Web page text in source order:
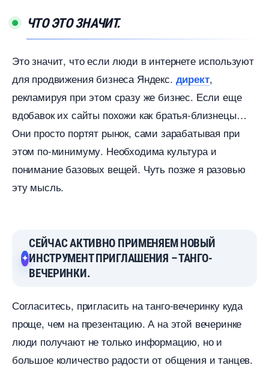
ЧТО ЭТО ЗНАЧИТ.
Это значит, что если люди в интернете используют
для продвижения бизнеса Яндекс. директ,
рекламируя при этом сразу же бизнес. Если еще
добавок их сайты похожи как братья-близнецы
Они просто портят рынок, сами зарабатывая при
этом по-минимуму. Необходима культура и
понимание базовых вещей. Чуть позже я разовью
эту мысль.
СЕЙЧАС АКТИВНО ПРИМЕНЯЕМ НОВЫЙ
ИНСТРУМЕНТ ПРИГЛАШЕНИЯ – ТАНГО-
ЕЧЕРИНКИ.
Согласитесь, пригласить на танго-вечеринку куда
проще, чем на презентацию. А на этой вечеринке
люди получают не только информацию, но и
ольшое количество радости от общения и танцев.